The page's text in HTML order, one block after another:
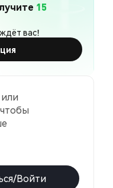
15
вас!
Войти